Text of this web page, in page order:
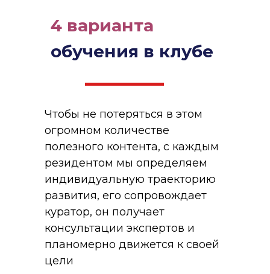
4 варианта
обучения в клубе
Чтобы не потеряться в этом
огромном количестве
полезного контента, с каждым
резидентом мы определяем
индивидуальную траекторию
развития, его сопровождает
куратор, он получает
консультации экспертов и
планомерно движется к своей
цели